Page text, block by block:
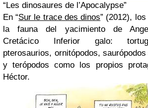
“Les dinosaures de l’Apocalypse”
En “Sur le trace des dinos” (2012),
la fauna del yacimiento de
Cretácico Inferior galo:
pterosaurios, ornitópodos,
y terópodos como los propios
Héctor.